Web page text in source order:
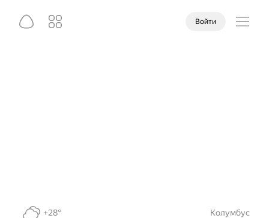
Войти
+28° Колумбус